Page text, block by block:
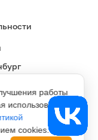
работы
cookies.